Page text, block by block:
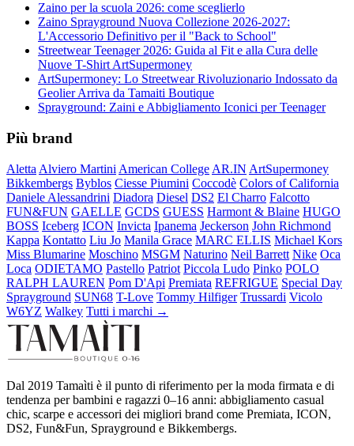
Zaino per la scuola 2026: come sceglierlo
Zaino Sprayground Nuova Collezione 2026-2027:
L'Accessorio Definitivo per il "Back to School"
Streetwear Teenager 2026: Guida al Fit e alla Cura delle
Nuove T-Shirt ArtSupermoney
ArtSupermoney: Lo Streetwear Rivoluzionario Indossato da
Geolier Arriva da Tamaiti Boutique
Sprayground: Zaini e Abbigliamento Iconici per Teenager
Più brand
Aletta Alviero Martini American College AR.IN ArtSupermoney
Bikkembergs Byblos Ciesse Piumini Coccodè Colors of California
Daniele Alessandrini Diadora Diesel DS2 El Charro Falcotto
FUN&FUN GAELLE GCDS GUESS Harmont & Blaine HUGO
BOSS Iceberg ICON Invicta Ipanema Jeckerson John Richmond
Kappa Kontatto Liu Jo Manila Grace MARC ELLIS Michael Kors
Miss Blumarine Moschino MSGM Naturino Neil Barrett Nike Oca
Loca ODIETAMO Pastello Patriot Piccola Ludo Pinko POLO
RALPH LAUREN Pom D'Api Premiata REFRIGUE Special Day
Sprayground SUN68 T-Love Tommy Hilfiger Trussardi Vicolo
W6YZ Walkey Tutti i marchi →
Dal 2019 Tamaìti è il punto di riferimento per la moda firmata e di
tendenza per bambini e ragazzi 0–16 anni: abbigliamento casual
chic, scarpe e accessori dei migliori brand come Premiata, ICON,
DS2, Fun&Fun, Sprayground e Bikkembergs.